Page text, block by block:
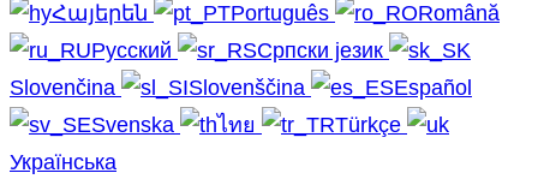
Հայերեն
Português
Română
Русский
Српски језик
Slovenčina
Slovenščina
Español
Svenska
ไทย
Türkçe
Українська